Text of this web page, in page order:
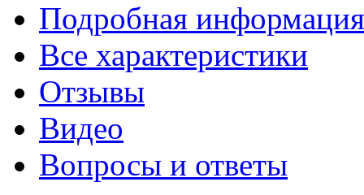
Подробная информация
Все характеристики
Отзывы
Видео
Вопросы и ответы